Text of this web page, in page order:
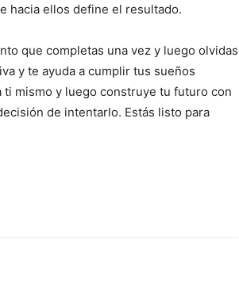
hacia ellos define el resultado.
que completas una vez y luego olvidas
y te ayuda a cumplir tus sueños
mismo y luego construye tu futuro con
de intentarlo. Estás listo para